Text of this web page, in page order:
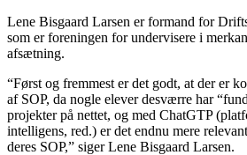
Lene Bisgaard Larsen er formand for
som er foreningen for undervisere i
afsætning.
“Først og fremmest er det godt, at der er
af SOP, da nogle elever desværre har
projekter på nettet, og med ChatGTP
intelligens, red.) er det endnu mere
deres SOP,” siger Lene Bisgaard Larsen.